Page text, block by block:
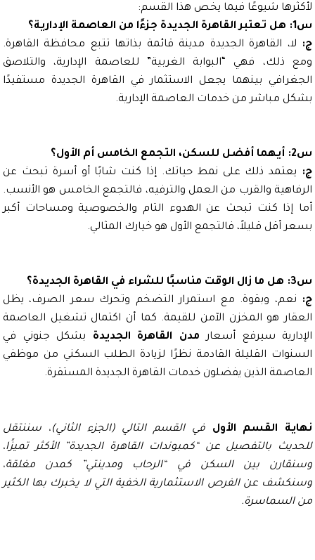
شيوعًا فيما يخص هذا القسم:
القاهرة الجديدة مدينة قائمة بذاتها تتبعمحافظة القاهرة.
فهي “البوابة الغربية”للعاصمة الإدارية، والتلاصق
بينهما يجعل الاستثمار في القاهرة الجديدة مستفيدًا
مباشر من خدماتالعاصمة الإدارية.
ذلك على نمط حياتك. إذا كنت شابًا أو أسرة تبحث عن
والقرب من العمل والترفيه، فالتجمع الخامسهو الأنسب.
كنت تبحث عن الهدوء التام والخصوصية ومساحات أكبر
أقل قليلاً، فالتجمع الأول هو خيارك المثالي.
وبقوة. مع استمرار التضخم وتحرك سعر الصرف، يظل
هو المخزن الآمن للقيمة. كما أن اكتمال تشغيل العاصمة
سيرفع أسعارمدن القاهرة الجديدةبشكل جنوني في
القليلة القادمة نظرًا لزيادة الطلب السكني من موظفي
الذين يفضلون خدمات القاهرة الجديدة المستقرة.
القسم الأول في القسم التالي (الجزء الثاني)، سننتقل
بالتفصيل عن “كمبوندات القاهرة الجديدة” الأكثر تميزًا،
بين السكن في “الرحاب ومدينتي” كمدن مغلقة،
عن الفرص الاستثمارية الخفية التي لا يخبرك بها الكثير